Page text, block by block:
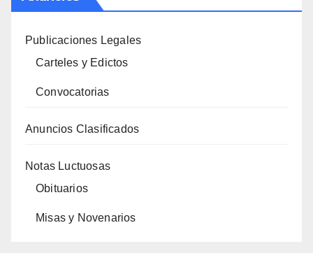
Publicaciones Legales
Carteles y Edictos
Convocatorias
Anuncios Clasificados
Notas Luctuosas
Obituarios
Misas y Novenarios